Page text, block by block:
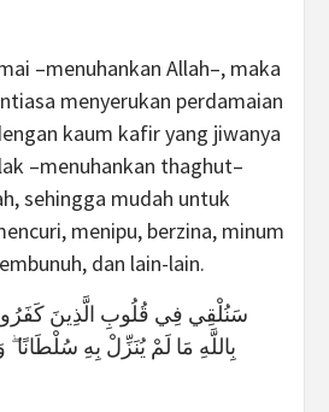
–menuhankan Allah–, maka
menyerukan perdamaian
kaum kafir yang jiwanya
–menuhankan thaghut–
sehingga mudah untuk
menipu, berzina, minum
dan lain-lain.
سَنُلْقِي فِي قُلُوبِ الَّذِينَ
بِاللَّهِ مَا لَمْ يُنَزِّلْ بِهِ سُلْطَانًا